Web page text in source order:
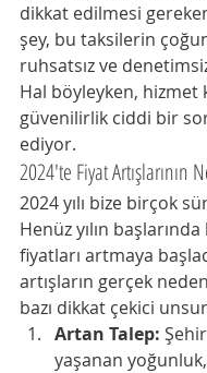
dikkat edilmesi
şey, bu taksilerin
ruhsatsız ve
Hal böyleyken, hizmet
güvenilirlik ciddi bir
ediyor.
2024'te Fiyat Artışlarının
2024 yılı bize birçok
Henüz yılın
fiyatları artmaya
artışların gerçek
bazı dikkat çekici
Artan Talep:
yaşanan